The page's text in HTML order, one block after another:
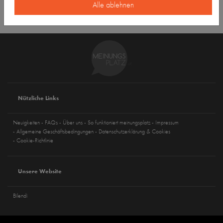
Nützliche Links
Neuigkeiten FAQs Über uns So funktioniert meinungsplatz
Impressum
Allgemeine Geschäftsbedingungen
Datenschutzerklärung & Cookies
Cookie-Richtlinie
Unsere Website
Bilendi
Alle ablehnen